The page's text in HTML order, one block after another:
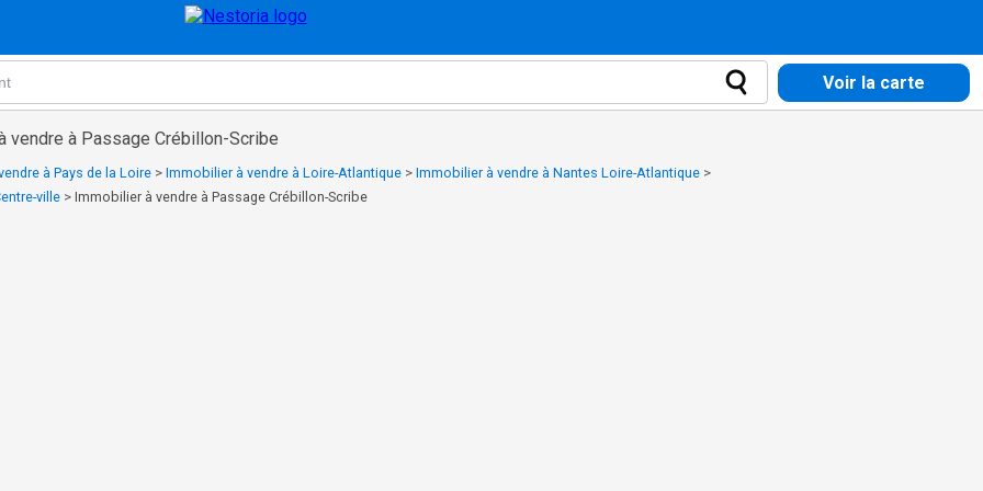
Voir la carte
vendre à Passage Crébillon-Scribe
à Pays de la Loire > Immobilier à vendre à Loire-Atlantique > Immobilier à vendre à Nantes Loire-Atlantique >
ville > Immobilier à vendre à Passage Crébillon-Scribe